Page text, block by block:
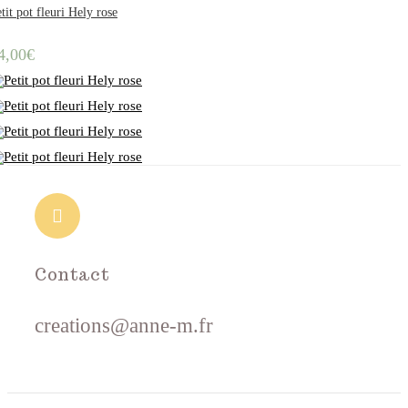
pot fleuri Hely rose
€
Contact
creations@anne-m.fr